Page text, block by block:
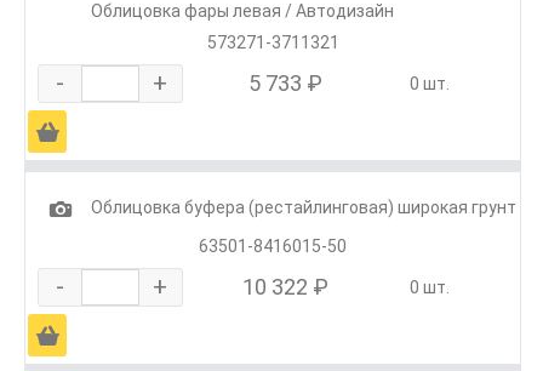
Облицовка фары левая / Автодизайн
573271-3711321
- + 5 733 ₽ 0 шт.
Ä
1
Облицовка буфера (рестайлинговая) широкая грунт
63501-8416015-50
- + 10 322 ₽ 0 шт.
Ä